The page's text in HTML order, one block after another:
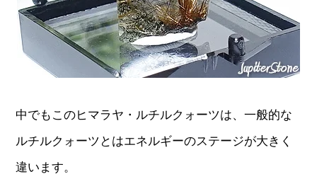
中でもこのヒマラヤ・ルチルクォーツは、一般的な
ルチルクォーツとはエネルギーのステージが大きく
違います。